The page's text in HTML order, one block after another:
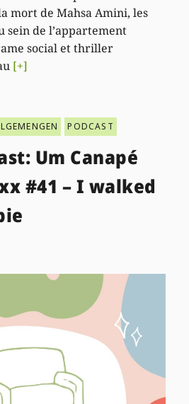
mort de Mahsa Amini, les
sein de l’appartement
social et thriller
[+]
PODCAST
Um Canapé
#41 – I walked